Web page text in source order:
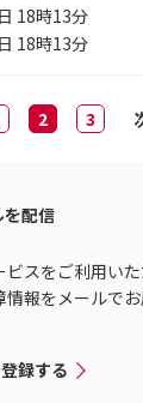
18時13分
18時13分
2 3
配信
スをご利用い
報をメールで
録する